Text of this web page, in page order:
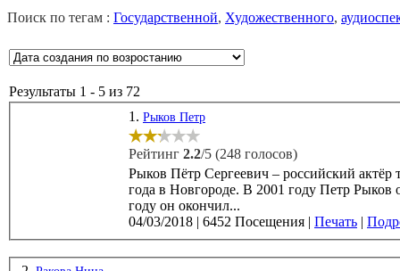
Поиск по тегам : Государственной, Художественного,
Результаты 1 - 5 из 72
1. Рыков Петр
Рейтинг 2.2/5 (248 голосов)
Рыков Пётр Сергеевич – российский актёр
года в Новгороде. В 2001 году Петр Рыков окончил Смоленское музыкальное училище по классу гитары. В 2006
году он окончил...
04/03/2018 | 6452 Посещения | Печать |